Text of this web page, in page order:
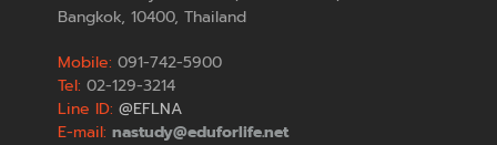
Bangkok, 10400, Thailand
Mobile: 091-742-5900
Tel: 02-129-3214
Line ID: @EFLNA
E-mail: nastudy@eduforlife.net